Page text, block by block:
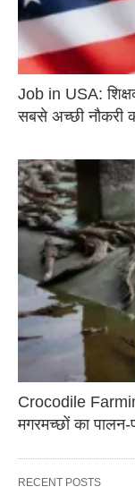
Job in USA:
सबसे अच्छी नौकरी
Crocodile
मगरमच्छों का
RECENT POSTS